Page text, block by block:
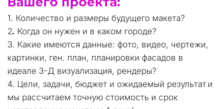
1. Количество и размеры будущего макета?
2. Когда он нужен и в каком городе?
3. Какие имеются данные: фото, видео, чертежи,
картинки, ген. план, планировки фасадов в
идеале 3-Д визуализация, рендеры?
4. Цели, задачи, бюджет и ожидаемый результат и
мы рассчитаем точную стоимость и срок